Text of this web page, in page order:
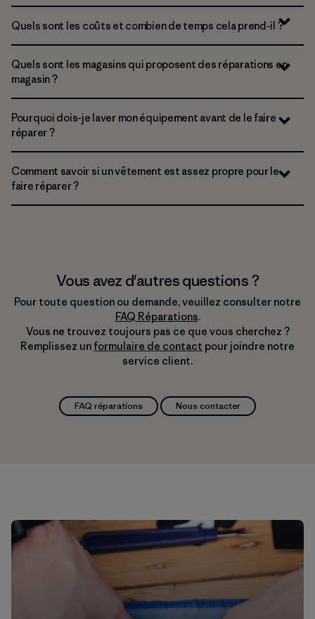
Quels sont les coûts et combien de temps cela prend-il ?
Quels sont les magasins qui proposent des réparations en
magasin ?
Pourquoi dois-je laver mon équipement avant de le faire
réparer ?
Comment savoir si un vêtement est assez propre pour le
faire réparer ?
Vous avez d'autres questions ?
Pour toute question ou demande, veuillez consulter notre
FAQ Réparations.
Vous ne trouvez toujours pas ce que vous cherchez ?
Remplissez un formulaire de contact pour joindre notre
service client.
FAQ réparations Nous contacter